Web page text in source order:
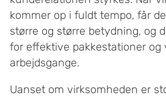
kommer op i fuldt tempo, får
større og større betydning, og
for effektive pakkestationer og
arbejdsgange.
Uanset om virksomheden er